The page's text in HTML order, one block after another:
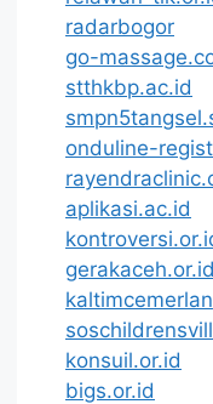
radarbogor
go-
stthkbp.ac.id
onduline-
aplikasi.ac.id
gerakaceh.or.id
konsuil.or.id
bigs.or.id